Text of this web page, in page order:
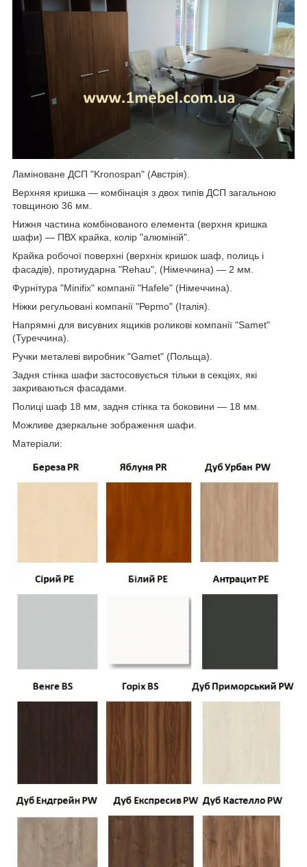
Ламіноване ДСП "Kronospan" (Австрія).
Верхняя кришка — комбінація з двох типів ДСП загальною
товщиною 36 мм.
Нижня частина комбінованого елемента (верхня кришка
шафи) — ПВХ крайка, колір "алюміній".
Крайка робочої поверхні (верхніх кришок шаф, полиць і
фасадів), протиударна "Rehau", (Німеччина) — 2 мм.
Фурнітура "Minifix" компанії "Hafele" (Німеччина).
Ніжки регульовані компанії "Рерmo" (Італія).
Напрямні для висувних ящиків роликові компанії "Samet"
(Туреччина).
Ручки металеві виробник "Gamet" (Польща).
Задня стінка шафи застосовується тільки в секціях, які
закриваються фасадами.
Полиці шаф 18 мм, задня стінка та боковини — 18 мм.
Можливе дзеркальне зображення шафи.
Матеріали: